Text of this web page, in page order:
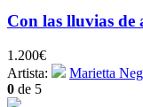
Con las lluvias de
1.200€
Artista:
Marietta
0 de 5